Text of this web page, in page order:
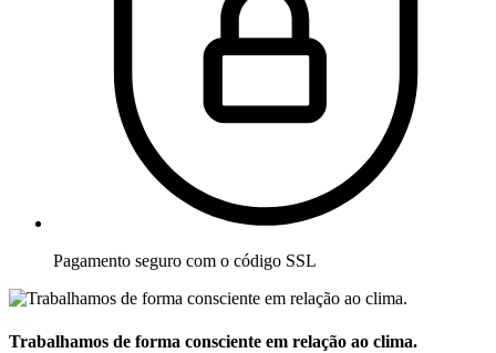
Pagamento seguro com o código SSL
Trabalhamos de forma consciente em relação ao clima.